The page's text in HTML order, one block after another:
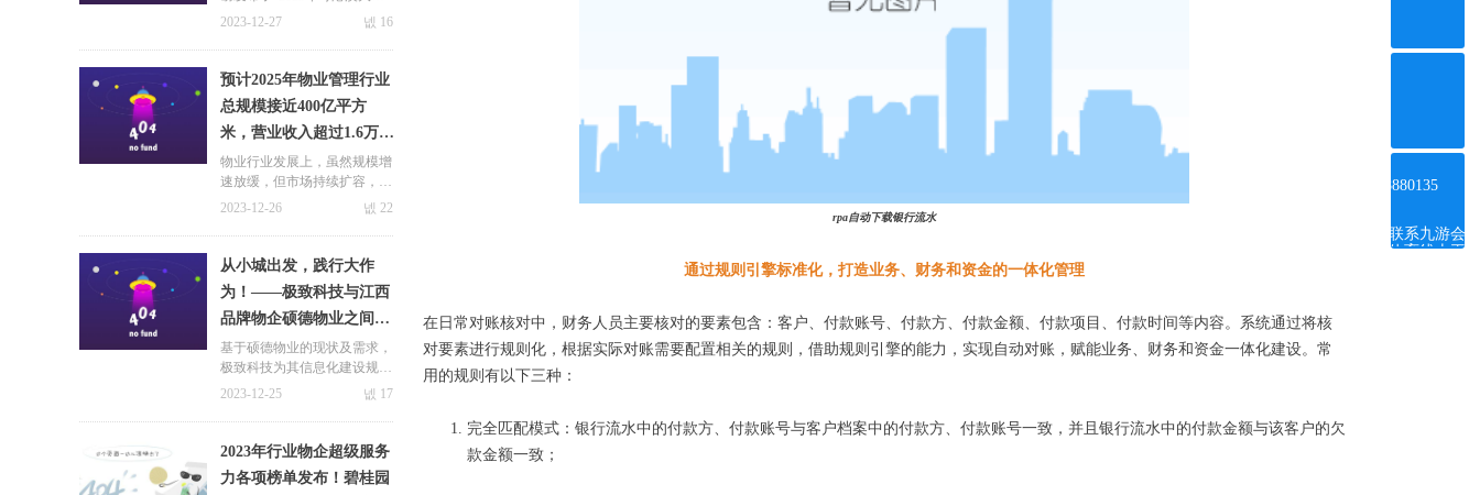
rpa自动下载银行流水
通过规则引擎标准化，打造业务、财务和资金的一体化管理
在日常对账核对中，财务人员主要核对的要素包含：客户、付款账号、付款方、付款金额、付款项目、付款时间等内容。系统通过将核
对要素进行规则化，根据实际对账需要配置相关的规则，借助规则引擎的能力，实现自动对账，赋能业务、财务和资金一体化建设。常
用的规则有以下三种：
完全匹配模式：银行流水中的付款方、付款账号与客户档案中的付款方、付款账号一致，并且银行流水中的付款金额与该客户的欠
款金额一致；
区物业服务力系列研究成
榜单。会有哪些企业榜上有名
呢？极致科技小编这就带大家
一探究竟~
넶 16
2023-12-27
预计2025年物业管理行业
总规模接近400亿平方
米，营业收入超过1.6万
亿元
物业行业发展上，虽然规模增
速放缓，但市场持续扩容，据
克而瑞预测数据显示，预计20
400亿平方米，营业收入超过
1.6万亿元，其中住宅产业园
容量可观。
넶 22
2023-12-26
从小城出发，践行大作
为！——极致科技与江西
品牌物企硕德物业之间的
相互成就！
基于硕德物业的现状及需求，
极致科技为其信息化建设规划
了三个阶段，第一阶段，重点
工单”的数智化平台，助力企
业优化服务、提升口碑，规范
管理！
넶 17
2023-12-25
2023年行业物企超级服务
力各项榜单发布！碧桂园
关于极致
联系九游会
体育线上平
4008880135